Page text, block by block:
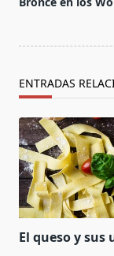
reader-
ENTRADAS
El queso y sus